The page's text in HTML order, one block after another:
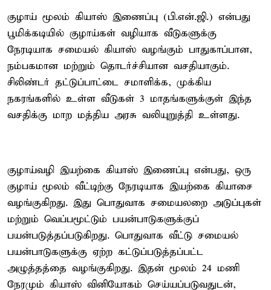
குழாய் மூலம் கியாஸ் இணைப்பு (பி.என்.ஜி.) என்பது
பூமிக்கடியில் குழாய்கள் வழியாக வீடுகளுக்கு
நேரடியாக சமையல் கியாஸ் வழங்கும் பாதுகாப்பான,
நம்பகமான மற்றும் தொடர்ச்சியான வசதியாகும்.
சிலிண்டர் தட்டுப்பாட்டை சமாளிக்க, முக்கிய
நகரங்களில் உள்ள வீடுகள் 3 மாதங்களுக்குள் இந்த
வசதிக்கு மாற மத்திய அரசு வலியுறுத்தி உள்ளது.
குழாய்வழி இயற்கை கியாஸ் இணைப்பு என்பது, ஒரு
குழாய் மூலம் வீட்டிற்கு நேரடியாக இயற்கை கியாசை
வழங்குகிறது. இது பொதுவாக சமையலறை அடுப்புகள்
மற்றும் வெப்பமூட்டும் பயன்பாடுகளுக்குப்
பயன்படுத்தப்படுகிறது. பொதுவாக வீட்டு சமையல்
பயன்பாடுகளுக்கு ஏற்ற கட்டுப்படுத்தப்பட்ட
அழுத்தத்தை வழங்குகிறது. இதன் மூலம் 24 மணி
நேரமும் கியாஸ் வினியோகம் செய்யப்படுவதுடன்,